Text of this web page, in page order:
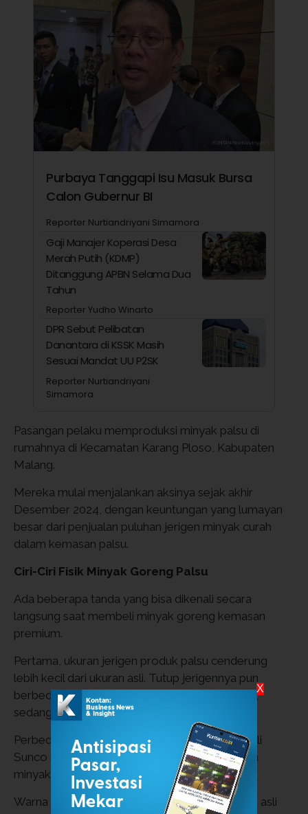
Purbaya Tanggapi Isu Masuk Bursa
Calon Gubernur BI
Reporter Nurtiandriyani Simamora
Gaji Manajer Koperasi Desa
Merah Putih (KDMP)
Ditanggung APBN Selama Dua
Tahun
Reporter Yudho Winarto
DPR Sebut Pelibatan
Danantara di KSSK Masih
Sesuai Mandat UU P2SK
Reporter Nurtiandriyani
Simamora
Pasangan pelaku memproduksi minyak palsu di
rumahnya di Kecamatan Karang Ploso, Kabupaten
Malang.
Mereka mulai menjalankan aksinya sejak akhir
Desember 2024, dengan keuntungan yang lumayan
besar dari penjualan puluhan jerigen minyak curah
dalam kemasan palsu.
Ciri-Ciri Fisik Minyak Goreng Palsu
Ada beberapa tanda yang bisa dikenali secara
langsung saat membeli minyak goreng kemasan
premium.
Pertama, ukuran jerigen produk palsu cenderung
lebih kecil dari ukuran asli. Tutup jerigennya pun
berbeda: produk asli menggunakan tutup putih,
sedangkan palsu memakai tutup kuning.
Perbedaan juga terlihat dari berat isi. Produk asli
Sunco memiliki berat sekitar 4,6 kg, sementara
minyak palsu hanya 4,4 kg.
Warna minyak juga bisa menjadi petunjuk: versi asli
X